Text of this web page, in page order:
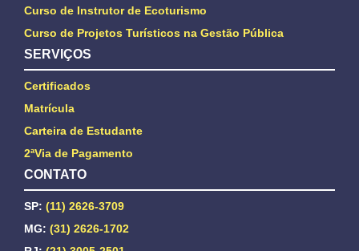
Curso de Instrutor de Ecoturismo
Curso de Projetos Turísticos na Gestão Pública
SERVIÇOS
Certificados
Matrícula
Carteira de Estudante
2ªVia de Pagamento
CONTATO
SP: (11) 2626-3709
MG: (31) 2626-1702